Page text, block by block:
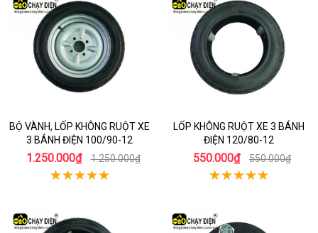
BỘ VÀNH, LỐP KHÔNG RUỘT XE
3 BÁNH ĐIỆN 100/90-12
1.250.000₫ 1.250.000₫
LỐP KHÔNG RUỘT XE 3 BÁNH
ĐIỆN 120/80-12
550.000₫ 550.000₫